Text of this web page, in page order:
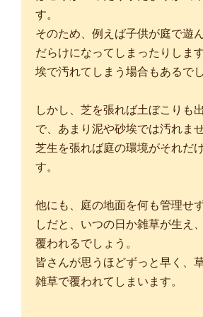
す。
そのため、例えば子供が庭で遊
だらけになってしまったりしま
埃で汚れてしまう場合もあるでし
しかし、芝を張れば土ぼこりも
で、あまり泥や砂埃では汚れませ
芝生を張れば庭の環境がそれだ
す。
他にも、庭の地面を何も管理せ
しだと、いつの日か雑草が生え
覆われるでしょう。
皆さんが思うほどずっと早く、
雑草で覆われてしまいます。